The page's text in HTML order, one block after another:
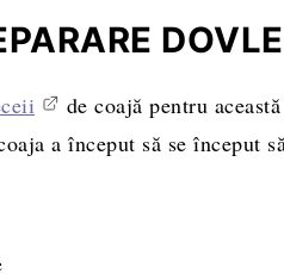
de coajă pentru
a început să se început